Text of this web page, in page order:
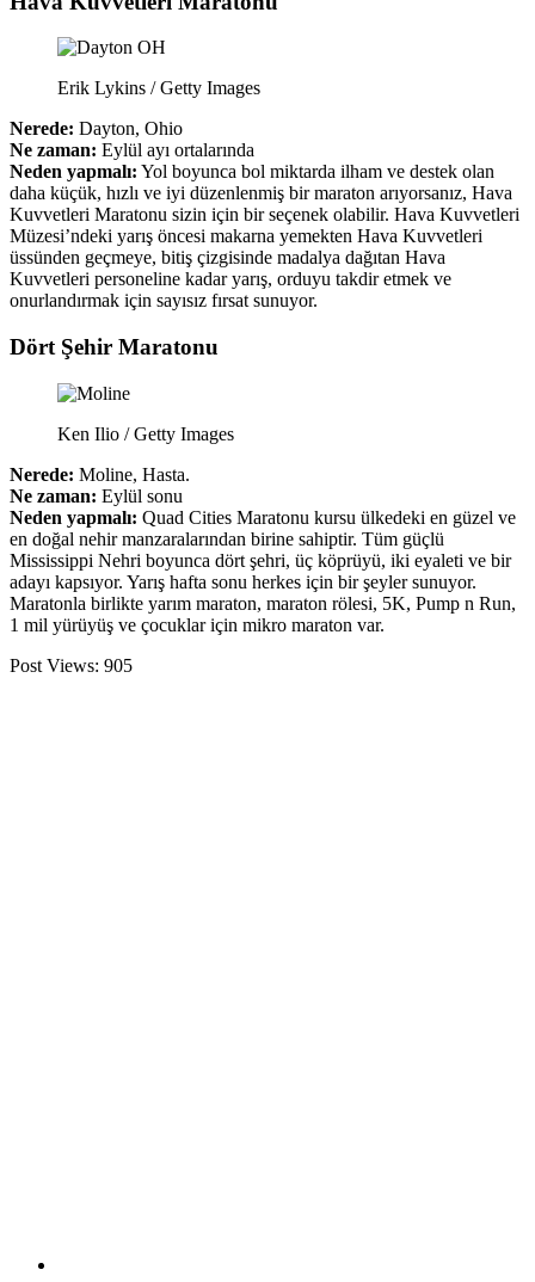
Erik Lykins / Getty Images
Nerede: Dayton, Ohio
Ne zaman: Eylül ayı ortalarında
Neden yapmalı: Yol boyunca bol miktarda ilham ve destek olan
daha küçük, hızlı ve iyi düzenlenmiş bir maraton arıyorsanız, Hava
Kuvvetleri Maratonu sizin için bir seçenek olabilir. Hava Kuvvetleri
Müzesi’ndeki yarış öncesi makarna yemekten Hava Kuvvetleri
üssünden geçmeye, bitiş çizgisinde madalya dağıtan Hava
Kuvvetleri personeline kadar yarış, orduyu takdir etmek ve
onurlandırmak için sayısız fırsat sunuyor.
Dört Şehir Maratonu
Ken Ilio / Getty Images
Nerede: Moline, Hasta.
Ne zaman: Eylül sonu
Neden yapmalı: Quad Cities Maratonu kursu ülkedeki en güzel ve
en doğal nehir manzaralarından birine sahiptir. Tüm güçlü
Mississippi Nehri boyunca dört şehri, üç köprüyü, iki eyaleti ve bir
adayı kapsıyor. Yarış hafta sonu herkes için bir şeyler sunuyor.
Maratonla birlikte yarım maraton, maraton rölesi, 5K, Pump n Run,
1 mil yürüyüş ve çocuklar için mikro maraton var.
Post Views: 905